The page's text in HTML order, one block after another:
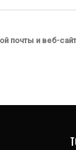
почты и веб-